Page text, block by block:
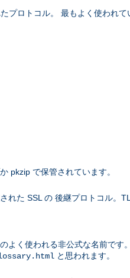
プロトコル。 最もよく使われて
pkzip で保管されています。
た SSL の 後継プロトコル。
よく使われる非公式な名前です
と思われます。